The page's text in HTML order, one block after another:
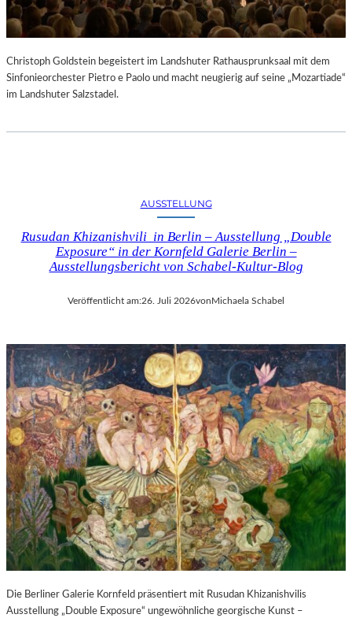
Christoph Goldstein begeistert im Landshuter Rathausprunksaal mit dem
Sinfonieorchester Pietro e Paolo und macht neugierig auf seine „Mozartiade“
im Landshuter Salzstadel.
AUSSTELLUNG
Rusudan Khizanishvili in Berlin – Ausstellung „Double
Exposure“ in der Kornfeld Galerie Berlin –
Ausstellungsbericht von Schabel-Kultur-Blog
Veröffentlicht am:26. Juli 2026von Michaela Schabel
Die Berliner Galerie Kornfeld präsentiert mit Rusudan Khizanishvilis
Ausstellung „Double Exposure“ ungewöhnliche georgische Kunst –